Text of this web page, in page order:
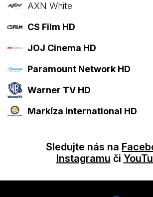
AXN White
CS Film HD
JOJ Cinema HD
Paramount Network HD
Warner TV HD
Markíza international HD
Sledujte nás na
Instagramu či